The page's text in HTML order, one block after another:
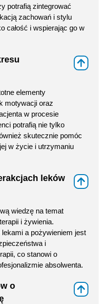
potrafią zintegrować
zachowań i stylu
całość i wspierając go w
elementy
motywacji oraz
w procesie
potrafią nie tylko
skutecznie pomóc
w życie i utrzymaniu
leków
wiedzę na temat
i żywienia.
a pożywieniem jest
i
co stanowi o
absolwenta.
o